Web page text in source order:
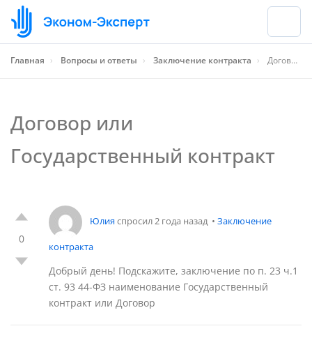
Главная › Вопросы и ответы › Заключение контракта › Договор или Государственный контракт
Договор или
Государственный контракт
0
Юлияспросил 2 года назад • Заключение
контракта
Добрый день! Подскажите, заключение по п. 23 ч.1
ст. 93 44-ФЗ наименование Государственный
контракт или Договор